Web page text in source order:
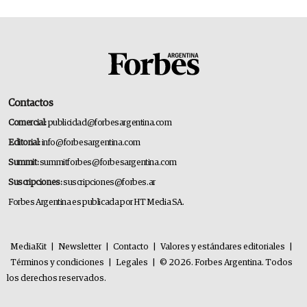
Contactos
Comercial:publicidad@forbesargentina.com
Editorial:info@forbesargentina.com
Summit:summitforbes@forbesargentina.com
Suscripciones:suscripciones@forbes.ar
Forbes Argentina es publicada por HT Media SA.
MediaKit Newsletter Contacto Valores y estándares editoriales
Términos y condiciones
Legales
© 2026. Forbes Argentina. Todos
los derechos reservados.